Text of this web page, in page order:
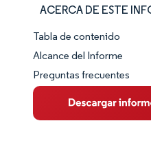
ACERCA DE ESTE
Panorama del
Visión General del
Tendencias
Tabla de contenido
Alcance del Informe
Preguntas frecuentes